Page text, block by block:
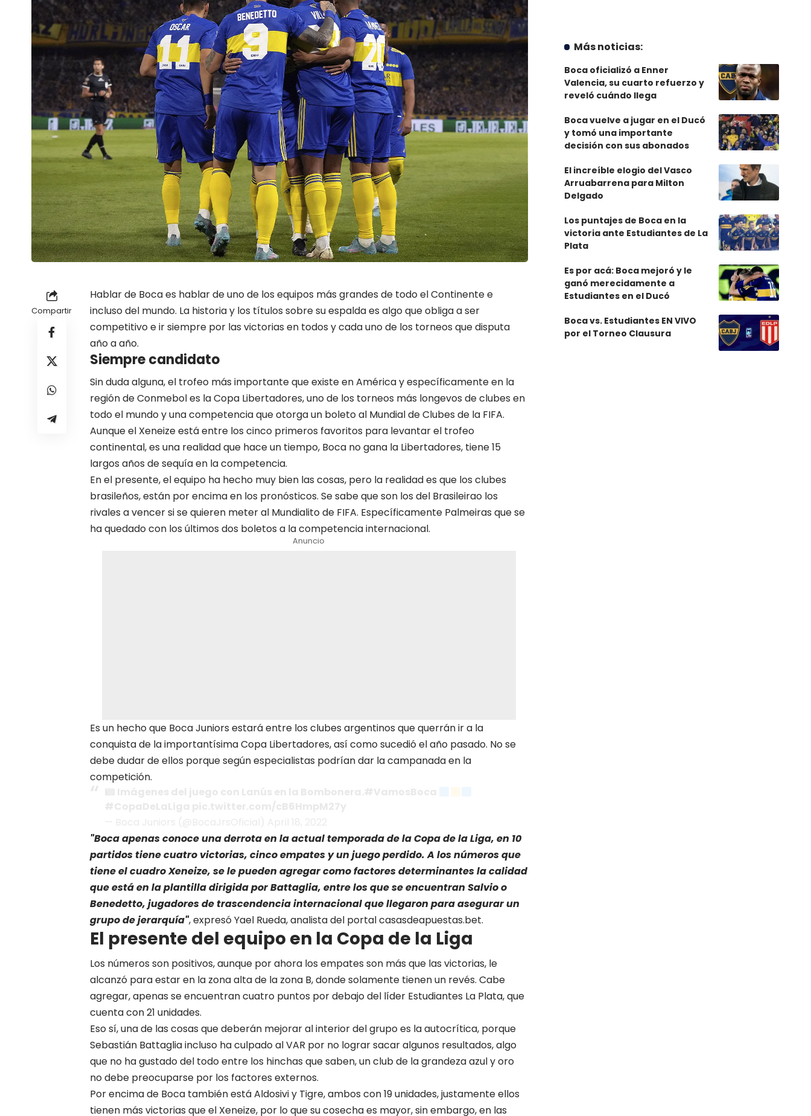
Compartir
Hablar de Boca es hablar de uno de los equipos más grandes de todo el Continente e
incluso del mundo. La historia y los títulos sobre su espalda es algo que obliga a ser
competitivo e ir siempre por las victorias en todos y cada uno de los torneos que disputa
año a año.
Siempre candidato
Sin duda alguna, el trofeo más importante que existe en América y específicamente en la
región de Conmebol es la Copa Libertadores, uno de los torneos más longevos de clubes en
todo el mundo y una competencia que otorga un boleto al Mundial de Clubes de la FIFA.
Aunque el Xeneize está entre los cinco primeros favoritos para levantar el trofeo
continental, es una realidad que hace un tiempo, Boca no gana la Libertadores, tiene 15
largos años de sequía en la competencia.
En el presente, el equipo ha hecho muy bien las cosas, pero la realidad es que los clubes
brasileños, están por encima en los pronósticos. Se sabe que son los del Brasileirao los
rivales a vencer si se quieren meter al Mundialito de FIFA. Específicamente Palmeiras que se
ha quedado con los últimos dos boletos a la competencia internacional.
Anuncio
Es un hecho que Boca Juniors estará entre los clubes argentinos que querrán ir a la
conquista de la importantísima Copa Libertadores,así como sucedió el año pasado. No se
debe dudar de ellos porque según especialistas podrían dar la campanada en la
competición.
"Boca apenas conoce una derrota en la actual temporada de la Copa de la Liga, en 10
partidos tiene cuatro victorias, cinco empates y un juego perdido. A los números que
tiene el cuadro Xeneize, se le pueden agregar como factores determinantes la calidad
que está en la plantilla dirigida por Battaglia, entre los que se encuentran Salvio o
Benedetto, jugadores de trascendencia internacional que llegaron para asegurar un
grupo de jerarquía", expresó Yael Rueda, analista del portalcasasdeapuestas.bet.
El presente del equipo en la Copa de la Liga
Los números son positivos, aunque por ahora los empates son más que las victorias, le
alcanzó para estar en la zona alta de la zona B, donde solamente tienen un revés. Cabe
agregar, apenas se encuentran cuatro puntos por debajo del líder Estudiantes La Plata, que
cuenta con 21 unidades.
Eso sí, una de las cosas que deberán mejorar al interior del grupo es la autocrítica, porque
Sebastián Battagliaincluso ha culpado al VAR por no lograr sacar algunos resultados, algo
que no ha gustado del todo entre los hinchas que saben, un club de la grandeza azul y oro
no debe preocuparse por los factores externos.
Por encima de Boca también está Aldosivi y Tigre, ambos con 19 unidades, justamente ellos
tienen más victorias que el Xeneize, por lo que su cosecha es mayor, sin embargo, en las
Más noticias:
Boca oficializó a Enner
Valencia, su cuarto refuerzo y
reveló cuándo llega
Boca vuelve a jugar en el Ducó
y tomó una importante
decisión con sus abonados
El increíble elogio del Vasco
Arruabarrena para Milton
Delgado
Los puntajes de Boca en la
victoria ante Estudiantes de La
Plata
Es por acá: Boca mejoró y le
ganó merecidamente a
Estudiantes en el Ducó
Boca vs. Estudiantes EN VIVO
por el Torneo Clausura